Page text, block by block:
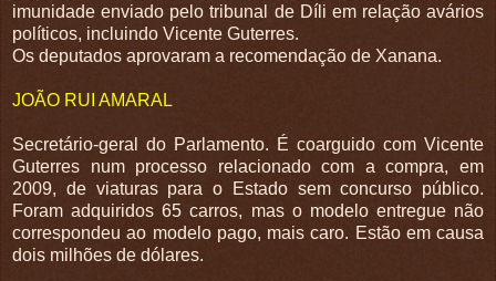
imunidade enviado pelo tribunal de Díli em relação avários
políticos, incluindo Vicente Guterres.
Os deputados aprovaram a recomendação de Xanana.
JOÃO RUI AMARAL
Secretário-geral do Parlamento. É coarguido com Vicente
Guterres num processo relacionado com a compra, em
2009, de viaturas para o Estado sem concurso público.
Foram adquiridos 65 carros, mas o modelo entregue não
correspondeu ao modelo pago, mais caro. Estão em causa
dois milhões de dólares.